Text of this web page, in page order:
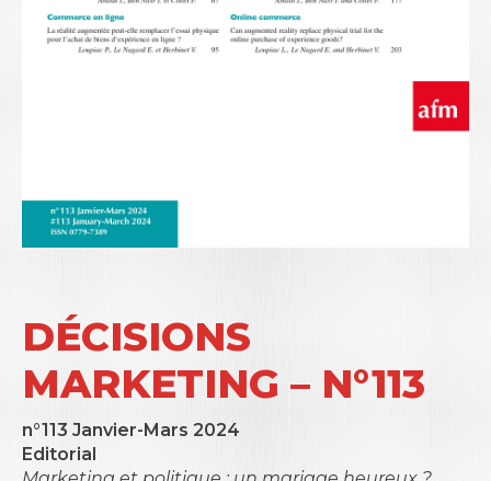
DÉCISIONS
MARKETING – N°113
n°113 Janvier-Mars 2024
Editorial